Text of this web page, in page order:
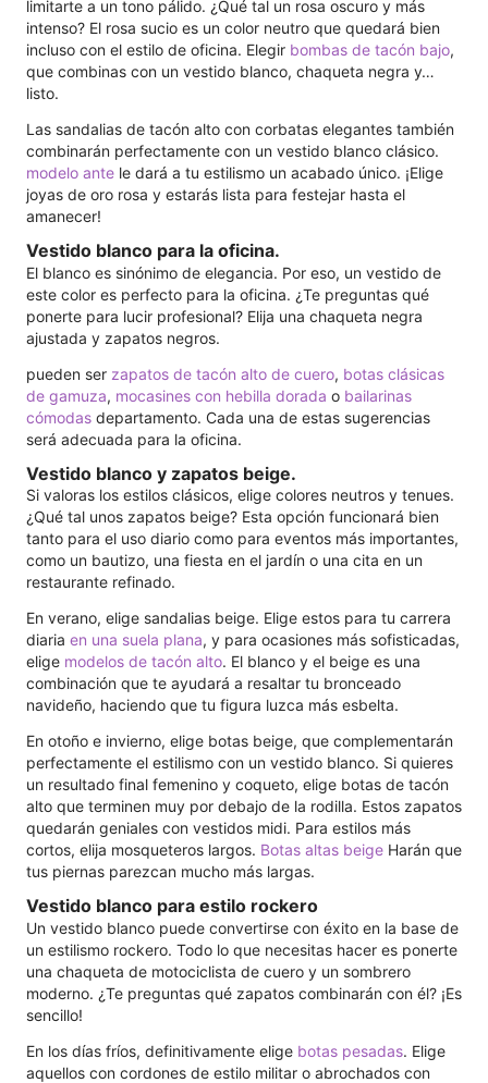
limitarte a un tono pálido. ¿Qué tal un rosa oscuro y más
intenso? El rosa sucio es un color neutro que quedará bien
incluso con el estilo de oficina. Elegir bombas de tacón bajo,
que combinas con un vestido blanco, chaqueta negra y…
listo.
Las sandalias de tacón alto con corbatas elegantes también
combinarán perfectamente con un vestido blanco clásico.
modelo ante le dará a tu estilismo un acabado único. ¡Elige
joyas de oro rosa y estarás lista para festejar hasta el
amanecer!
Vestido blanco para la oficina.
El blanco es sinónimo de elegancia. Por eso, un vestido de
este color es perfecto para la oficina. ¿Te preguntas qué
ponerte para lucir profesional? Elija una chaqueta negra
ajustada y zapatos negros.
pueden ser zapatos de tacón alto de cuero, botas clásicas
de gamuza, mocasines con hebilla dorada o bailarinas
cómodas departamento. Cada una de estas sugerencias
será adecuada para la oficina.
Vestido blanco y zapatos beige.
Si valoras los estilos clásicos, elige colores neutros y tenues.
¿Qué tal unos zapatos beige? Esta opción funcionará bien
tanto para el uso diario como para eventos más importantes,
como un bautizo, una fiesta en el jardín o una cita en un
restaurante refinado.
En verano, elige sandalias beige. Elige estos para tu carrera
diaria en una suela plana, y para ocasiones más sofisticadas,
elige modelos de tacón alto. El blanco y el beige es una
combinación que te ayudará a resaltar tu bronceado
navideño, haciendo que tu figura luzca más esbelta.
En otoño e invierno, elige botas beige, que complementarán
perfectamente el estilismo con un vestido blanco. Si quieres
un resultado final femenino y coqueto, elige botas de tacón
alto que terminen muy por debajo de la rodilla. Estos zapatos
quedarán geniales con vestidos midi. Para estilos más
cortos, elija mosqueteros largos. Botas altas beige Harán que
tus piernas parezcan mucho más largas.
Vestido blanco para estilo rockero
Un vestido blanco puede convertirse con éxito en la base de
un estilismo rockero. Todo lo que necesitas hacer es ponerte
una chaqueta de motociclista de cuero y un sombrero
moderno. ¿Te preguntas qué zapatos combinarán con él? ¡Es
sencillo!
En los días fríos, definitivamente elige botas pesadas. Elige
aquellos con cordones de estilo militar o abrochados con